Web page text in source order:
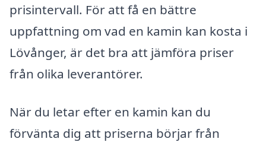
prisintervall. För att få en bättre
uppfattning om vad en kamin kan kosta i
Lövånger, är det bra att jämföra priser
från olika leverantörer.
När du letar efter en kamin kan du
förvänta dig att priserna börjar från